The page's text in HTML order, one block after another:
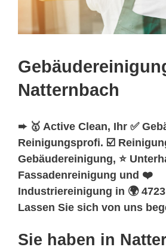
Natternbach
➨ 🥇 Active Clean, Ihr ✅
Reinigungsprofi. ☑️
Gebäudereinigung, ⭐
Fassadenreinigung und ❤️
Industriereinigung in 🌍
Lassen Sie sich von uns
Sie haben in